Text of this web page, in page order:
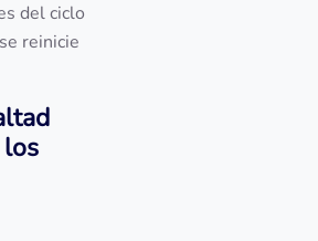
del ciclo
reinicie